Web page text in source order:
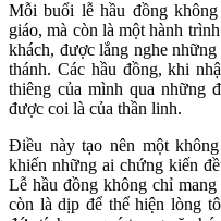
Mỗi buổi lễ hầu đồng
giáo, mà còn là một hành
khách, được lắng nghe
thánh. Các hầu đồng, khi
thiêng của mình qua những
được coi là của thần linh.
Điều này tạo nên một
khiến những ai chứng kiến
Lễ hầu đồng không chỉ
còn là dịp để thể hiện lòng